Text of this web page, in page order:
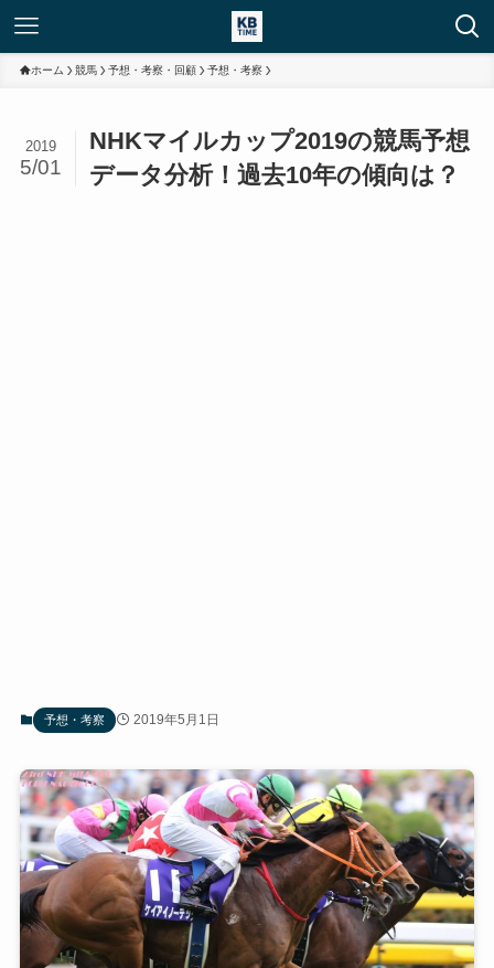
ホーム 競馬 予想・考察・回顧 予想・考察
NHKマイルカップ2019の競馬予想
データ分析！過去10年の傾向は？
2019
5/01
予想・考察 2019年5月1日